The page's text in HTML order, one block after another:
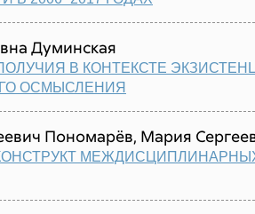
Думинская
В КОНТЕКСТЕ
ОСМЫСЛЕНИЯ
Пономарёв, Мария